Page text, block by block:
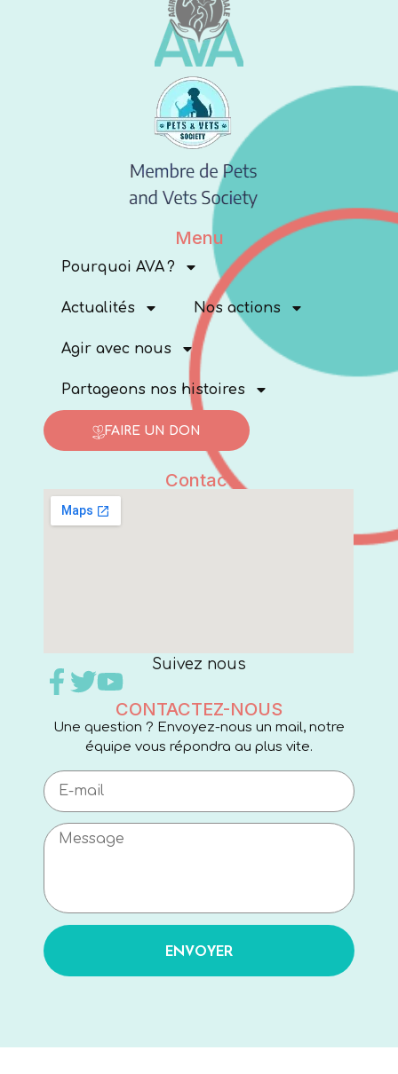
Menu
Pourquoi AVA ?
Actualités Nos actions
Agir avec nous
Partageons nos histoires
FAIRE UN DON
Contact
Suivez nous
CONTACTEZ-NOUS
Une question ? Envoyez-nous un mail, notre
équipe vous répondra au plus vite.
ENVOYER